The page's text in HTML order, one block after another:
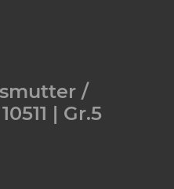
/
| Gr.5